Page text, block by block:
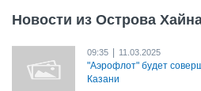
Новости из Острова
09:35 11.03.2025
"Аэрофлот" будет
Казани